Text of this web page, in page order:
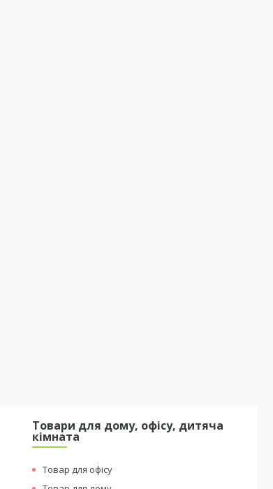
Товари для дому, офісу, дитяча
кімната
Товар для офісу